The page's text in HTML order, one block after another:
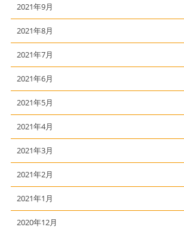
2021年9月
2021年8月
2021年7月
2021年6月
2021年5月
2021年4月
2021年3月
2021年2月
2021年1月
2020年12月